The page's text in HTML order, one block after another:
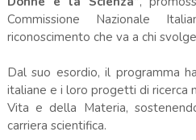
Commissione Nazionale
riconoscimento che va a chi
Dal suo esordio, il programma
italiane e i loro progetti di ricerca
Vita e della Materia,
carriera scientifica.